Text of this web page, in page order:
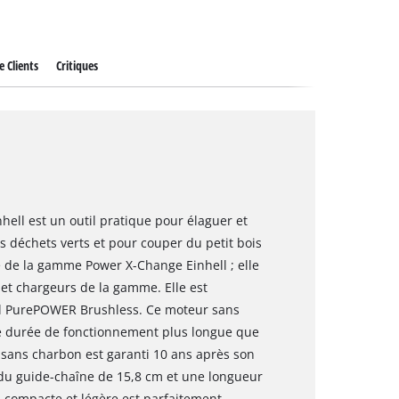
Clients Critiques
est un outil pratique pour élaguer et
déchets verts et pour couper du petit bois
la gamme Power X-Change Einhell ; elle
chargeurs de la gamme. Elle est
Brushless. Ce moteur sans
de fonctionnement plus longue que
charbon est garanti 10 ans après son
guide-chaîne de 15,8 cm et une longueur